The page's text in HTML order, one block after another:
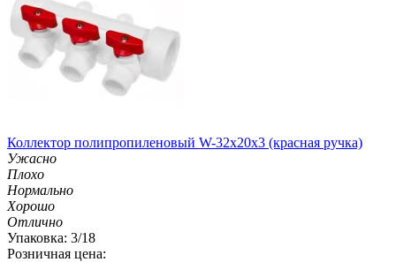
Коллектор полипропиленовый W-32х20х3 (красная ручка)
Ужасно
Плохо
Нормально
Хорошо
Отлично
Упаковка: 3/18
Розничная цена: